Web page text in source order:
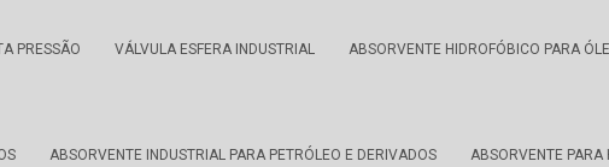
PRESSÃO VÁLVULA ESFERA INDUSTRIAL ABSORVENTE HIDROFÓBICO PARA
ABSORVENTE INDUSTRIAL PARA PETRÓLEO E DERIVADOS ABSORVENTE PARA